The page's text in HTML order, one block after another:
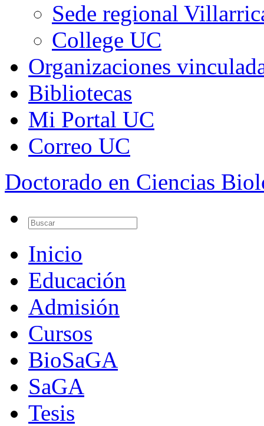
Sede regional
College UC
Organizaciones
Bibliotecas
Mi Portal UC
Correo UC
Doctorado en Ciencias
Inicio
Educación
Admisión
Cursos
BioSaGA
SaGA
Tesis